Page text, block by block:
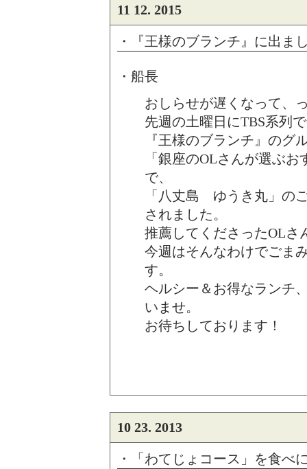
11 12. 2015
・『王様のブランチ』に出ま
・船長
おしらせが遅くなって、
先週の土曜日にTBS系列
『王様のブランチ』のグ
「銀座のOLさんが選ぶ
で、
「八丈島 ゆうき丸」の
されました。
推薦してくださったOLさ
今週はそんなわけでごま
す。
ヘルシー＆お得なランチ
いませ。
お待ちしております！
10 23. 2013
・「わてじょコース」を食べ